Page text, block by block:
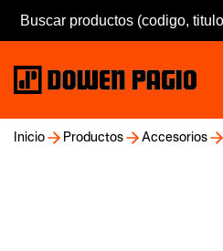
Inicio Productos Accesorios